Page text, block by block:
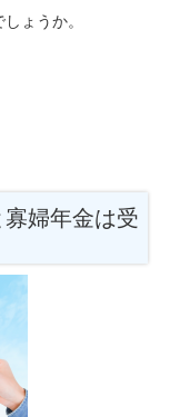
ょうか。
婦年金は受